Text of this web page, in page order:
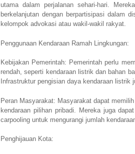
utama dalam perjalanan sehari-hari.
berkelanjutan dengan berpartisipasi dalam
kelompok advokasi atau wakil-wakil rakyat.
Penggunaan Kendaraan Ramah Lingkungan:
Kebijakan Pemerintah: Pemerintah perlu
rendah, seperti kendaraan listrik dan bahan
Infrastruktur pengisian daya kendaraan listrik
Peran Masyarakat: Masyarakat dapat
kendaraan pilihan pribadi. Mereka juga
carpooling untuk mengurangi jumlah
Penghijauan Kota: